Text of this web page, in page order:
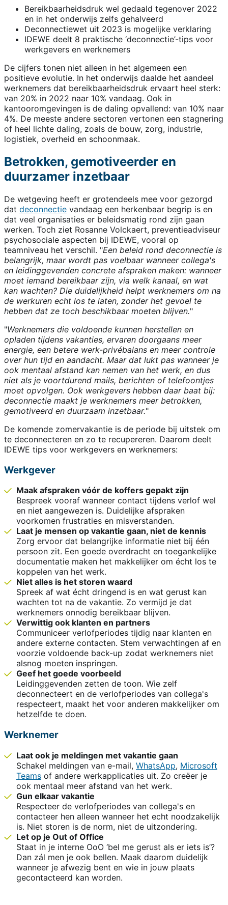
Bereikbaarheidsdruk wel gedaald tegenover 2022
en in het onderwijs zelfs gehalveerd
Deconnectiewet uit 2023 is mogelijke verklaring
IDEWE deelt 8 praktische ‘deconnectie’-tips voor
werkgevers en werknemers
De cijfers tonen niet alleen in het algemeen een
positieve evolutie. In het onderwijs daalde het aandeel
werknemers dat bereikbaarheidsdruk ervaart heel sterk:
van 20% in 2022 naar 10% vandaag. Ook in
kantooromgevingen is de daling opvallend: van 10% naar
4%. De meeste andere sectoren vertonen een stagnering
of heel lichte daling, zoals de bouw, zorg, industrie,
logistiek, overheid en schoonmaak.
Betrokken, gemotiveerder en
duurzamer inzetbaar
De wetgeving heeft er grotendeels mee voor gezorgd
dat deconnectie vandaag een herkenbaar begrip is en
dat veel organisaties er beleidsmatig rond zijn gaan
werken. Toch ziet Rosanne Volckaert, preventieadviseur
psychosociale aspecten bij IDEWE, vooral op
teamniveau het verschil. "Een beleid rond deconnectie is
belangrijk, maar wordt pas voelbaar wanneer collega's
en leidinggevenden concrete afspraken maken: wanneer
moet iemand bereikbaar zijn, via welk kanaal, en wat
kan wachten? Die duidelijkheid helpt werknemers om na
de werkuren echt los te laten, zonder het gevoel te
hebben dat ze toch beschikbaar moeten blijven."
"Werknemers die voldoende kunnen herstellen en
opladen tijdens vakanties, ervaren doorgaans meer
energie, een betere werk-privébalans en meer controle
over hun tijd en aandacht. Maar dat lukt pas wanneer je
ook mentaal afstand kan nemen van het werk, en dus
niet als je voortdurend mails, berichten of telefoontjes
moet opvolgen. Ook werkgevers hebben daar baat bij:
deconnectie maakt je werknemers meer betrokken,
gemotiveerd en duurzaam inzetbaar."
De komende zomervakantie is de periode bij uitstek om
te deconnecteren en zo te recupereren. Daarom deelt
IDEWE tips voor werkgevers en werknemers:
Werkgever
Maak afspraken vóór de koffers gepakt zijn
Bespreek vooraf wanneer contact tijdens verlof wel
en niet aangewezen is. Duidelijke afspraken
voorkomen frustraties en misverstanden.
Laat je mensen op vakantie gaan, niet de kennis
Zorg ervoor dat belangrijke informatie niet bij één
persoon zit. Een goede overdracht en toegankelijke
documentatie maken het makkelijker om écht los te
koppelen van het werk.
Niet alles is het storen waard
Spreek af wat écht dringend is en wat gerust kan
wachten tot na de vakantie. Zo vermijd je dat
werknemers onnodig bereikbaar blijven.
Verwittig ook klanten en partners
Communiceer verlofperiodes tijdig naar klanten en
andere externe contacten. Stem verwachtingen af en
voorzie voldoende back-up zodat werknemers niet
alsnog moeten inspringen.
Geef het goede voorbeeld
Leidinggevenden zetten de toon. Wie zelf
deconnecteert en de verlofperiodes van collega's
respecteert, maakt het voor anderen makkelijker om
hetzelfde te doen.
Werknemer
Laat ook je meldingen met vakantie gaan
Schakel meldingen van e-mail, WhatsApp, Microsoft
Teams of andere werkapplicaties uit. Zo creëer je
ook mentaal meer afstand van het werk.
Gun elkaar vakantie
Respecteer de verlofperiodes van collega's en
contacteer hen alleen wanneer het echt noodzakelijk
is. Niet storen is de norm, niet de uitzondering.
Let op je Out of Office
Staat in je interne OoO ‘bel me gerust als er iets is’?
Dan zál men je ook bellen. Maak daarom duidelijk
wanneer je afwezig bent en wie in jouw plaats
gecontacteerd kan worden.